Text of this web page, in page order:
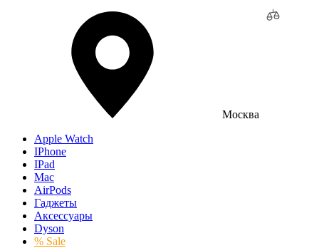
Москва
Apple Watch
IPhone
IPad
Mac
AirPods
Гаджеты
Аксессуары
Dyson
% Sale